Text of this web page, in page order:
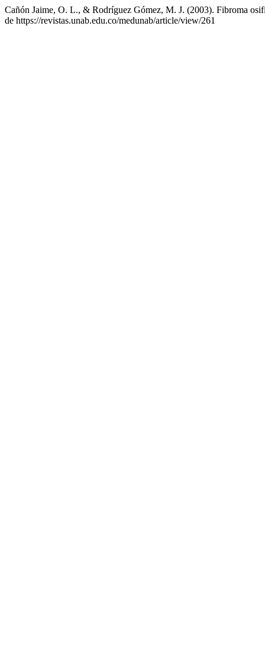
Cañón Jaime, O. L., & Rodríguez Gómez, M. J. (2003). Fibroma
de https://revistas.unab.edu.co/medunab/article/view/261